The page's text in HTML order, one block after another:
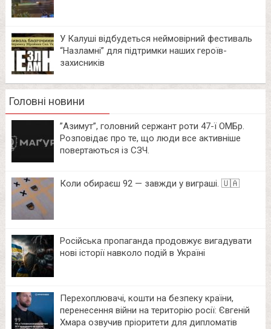
У Калуші відбудеться неймовірний фестиваль
“Назламні” для підтримки наших героїв-
захисників
Головні новини
⁨”Азимут”, головний сержант роти 47-ї ОМБр.
Розповідає про те, що люди все активніше
повертаються із СЗЧ.
Коли обираєш 92 — завжди у виграші. 🇺🇦
Російська пропаганда продовжує вигадувати
нові історії навколо подій в Україні
Перехоплювачі, кошти на безпеку країни,
перенесення війни на територію росії: Євгеній
Хмара озвучив пріоритети для дипломатів